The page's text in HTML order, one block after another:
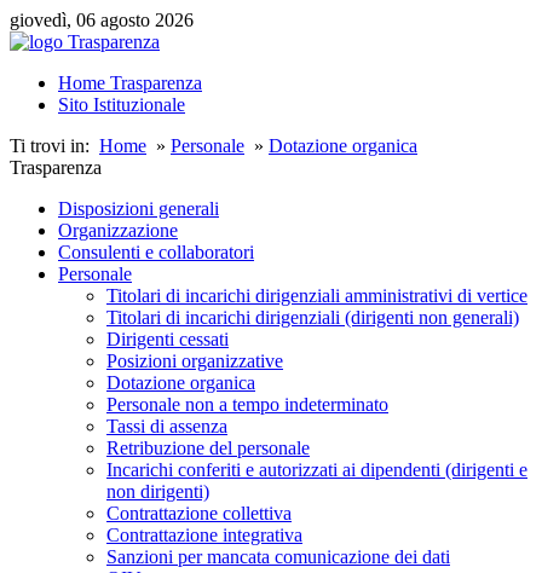
giovedì, 06 agosto 2026
Home Trasparenza
Sito Istituzionale
Ti trovi in: Home » Personale » Dotazione organica
Trasparenza
Disposizioni generali
Organizzazione
Consulenti e collaboratori
Personale
Titolari di incarichi dirigenziali amministrativi di vertice
Titolari di incarichi dirigenziali (dirigenti non generali)
Dirigenti cessati
Posizioni organizzative
Dotazione organica
Personale non a tempo indeterminato
Tassi di assenza
Retribuzione del personale
Incarichi conferiti e autorizzati ai dipendenti (dirigenti e
non dirigenti)
Contrattazione collettiva
Contrattazione integrativa
Sanzioni per mancata comunicazione dei dati